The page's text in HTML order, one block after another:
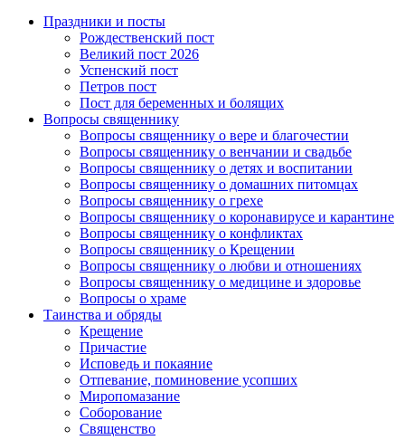
Праздники и посты
Рождественский пост
Великий пост 2026
Успенский пост
Петров пост
Пост для беременных и болящих
Вопросы священнику
Вопросы священнику о вере и благочестии
Вопросы священнику о венчании и свадьбе
Вопросы священнику о детях и воспитании
Вопросы священнику о домашних питомцах
Вопросы священнику о грехе
Вопросы священнику о коронавирусе и карантине
Вопросы священнику о конфликтах
Вопросы священнику о Крещении
Вопросы священнику о любви и отношениях
Вопросы священнику о медицине и здоровье
Вопросы о храме
Таинства и обряды
Крещение
Причастие
Исповедь и покаяние
Отпевание, поминовение усопших
Миропомазание
Соборование
Священство